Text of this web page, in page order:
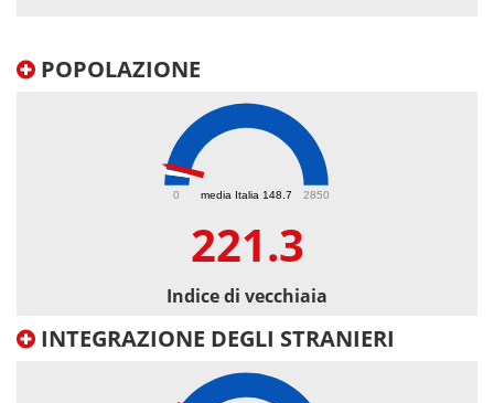
POPOLAZIONE
media Italia 148.7
0 2850
221.3
Indice di vecchiaia
INTEGRAZIONE DEGLI STRANIERI